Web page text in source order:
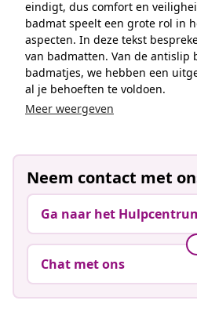
Ga naar het
Chat met ons
Groots
Beschikbare betaalmethoden